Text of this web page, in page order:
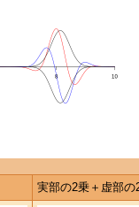
実部の2乗＋虚部の